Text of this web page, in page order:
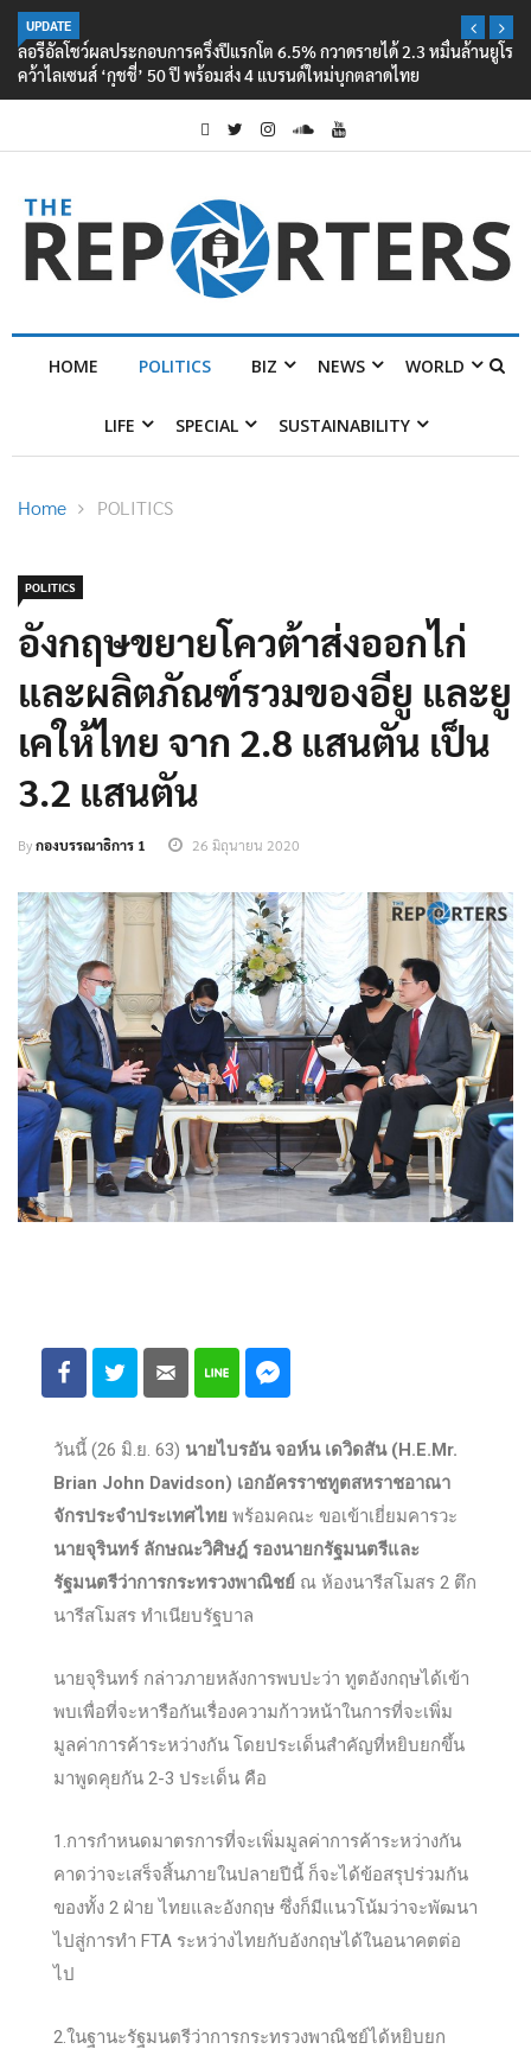
UPDATE
ลอรีอัลโชว์ผลประกอบการครึ่งปีแรกโต 6.5% กวาดรายได้ 2.3 หมื่นล้านยูโร
คว้าไลเซนส์ ‘กุชชี่’ 50 ปี พร้อมส่ง 4 แบรนด์ใหม่บุกตลาดไทย
HOME POLITICS BIZ NEWS WORLD
LIFE SPECIAL SUSTAINABILITY
Home POLITICS
POLITICS
อังกฤษขยายโควต้าส่งออกไก่
และผลิตภัณฑ์รวมของอียู และยู
เคให้ไทย จาก 2.8 แสนตัน เป็น
3.2 แสนตัน
Byกองบรรณาธิการ 1 26 มิถุนายน 2020
วันนี้ (26 มิ.ย. 63) นายไบรอัน จอห์น เดวิดสัน (H.E.Mr.
Brian John Davidson) เอกอัครราชทูตสหราชอาณา
จักรประจําประเทศไทย พร้อมคณะ ขอเข้าเยี่ยมคารวะ
นายจุรินทร์ ลักษณะวิศิษฎ์ รองนายกรัฐมนตรีและ
รัฐมนตรีว่าการกระทรวงพาณิชย์ ณ ห้องนารีสโมสร 2 ตึก
นารีสโมสร ทําเนียบรัฐบาล
นายจุรินทร์ กล่าวภายหลังการพบปะว่า ทูตอังกฤษได้เข้า
พบเพื่อที่จะหารือกันเรื่องความก้าวหน้าในการที่จะเพิ่ม
มูลค่าการค้าระหว่างกัน โดยประเด็นสำคัญที่หยิบยกขึ้น
มาพูดคุยกัน 2-3 ประเด็น คือ
1.การกำหนดมาตรการที่จะเพิ่มมูลค่าการค้าระหว่างกัน
คาดว่าจะเสร็จสิ้นภายในปลายปีนี้ ก็จะได้ข้อสรุปร่วมกัน
ของทั้ง 2 ฝ่าย ไทยและอังกฤษ ซึ่งก็มีแนวโน้มว่าจะพัฒนา
ไปสู่การทำ FTA ระหว่างไทยกับอังกฤษได้ในอนาคตต่อ
ไป
2.ในฐานะรัฐมนตรีว่าการกระทรวงพาณิชย์ได้หยิบยก